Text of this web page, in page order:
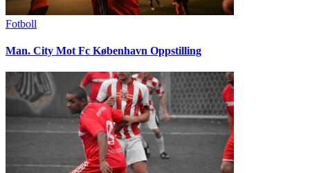
Fotboll
Man. City Mot Fc København Oppstilling